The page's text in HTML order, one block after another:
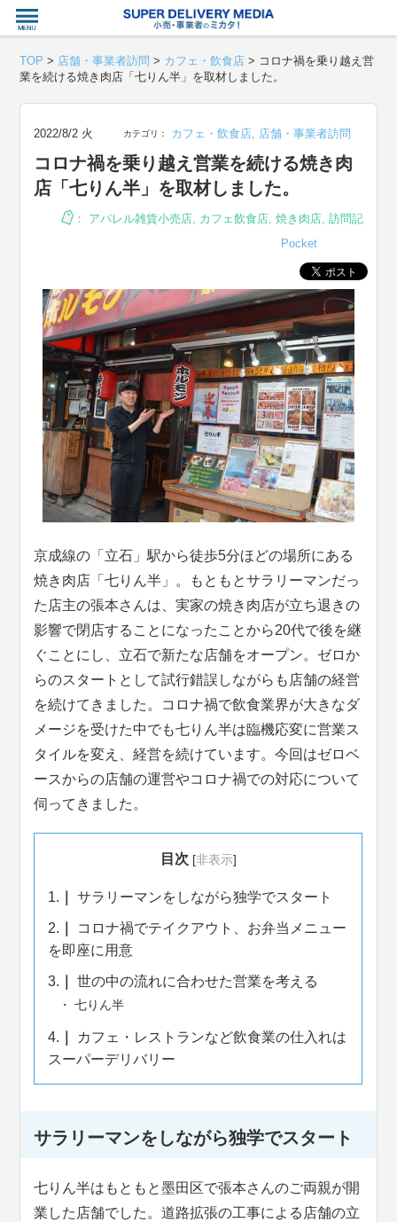
TOP > 店舗・事業者訪問 > カフェ・飲食店 > コロナ禍を乗り越え営
業を続ける焼き肉店「七りん半」を取材しました。
2022/8/2 火 カテゴリ： カフェ・飲食店, 店舗・事業者訪問
コロナ禍を乗り越え営業を続ける焼き肉
店「七りん半」を取材しました。
： アパレル雑貨小売店, カフェ飲食店, 焼き肉店, 訪問記
Pocket
京成線の「立石」駅から徒歩5分ほどの場所にある
焼き肉店「七りん半」。もともとサラリーマンだっ
た店主の張本さんは、実家の焼き肉店が立ち退きの
影響で閉店することになったことから20代で後を継
ぐことにし、立石で新たな店舗をオープン。ゼロか
らのスタートとして試行錯誤しながらも店舗の経営
を続けてきました。コロナ禍で飲食業界が大きなダ
メージを受けた中でも七りん半は臨機応変に営業ス
タイルを変え、経営を続けています。今回はゼロベ
ースからの店舗の運営やコロナ禍での対応について
伺ってきました。
目次 [非表示]
1. サラリーマンをしながら独学でスタート
2.
コロナ禍でテイクアウト、お弁当メニュー
を即座に用意
3. 世の中の流れに合わせた営業を考える
七りん半
4.
カフェ・レストランなど飲食業の仕入れは
スーパーデリバリー
サラリーマンをしながら独学でスタート
七りん半はもともと墨田区で張本さんのご両親が開
業した店舗でした。道路拡張の工事による店舗の立